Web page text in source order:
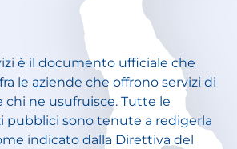
è il documento ufficiale che
le aziende che offrono servizi di
ne usufruisce. Tutte le
pubblici sono tenute a redigerla
indicato dalla Direttiva del